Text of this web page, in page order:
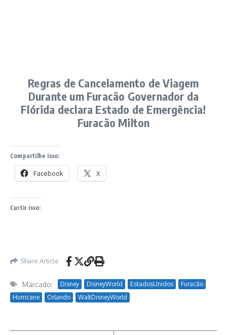
Regras de Cancelamento de Viagem
Durante um Furacão Governador da
Flórida declara Estado de Emergência!
Furacão Milton
Compartilhe isso:
Facebook X
Curtir isso:
Share Article
Marcado: Disney DisneyWorld EstadosUnidos
Furacão
Hurricane
Orlando WaltDisneyWorld